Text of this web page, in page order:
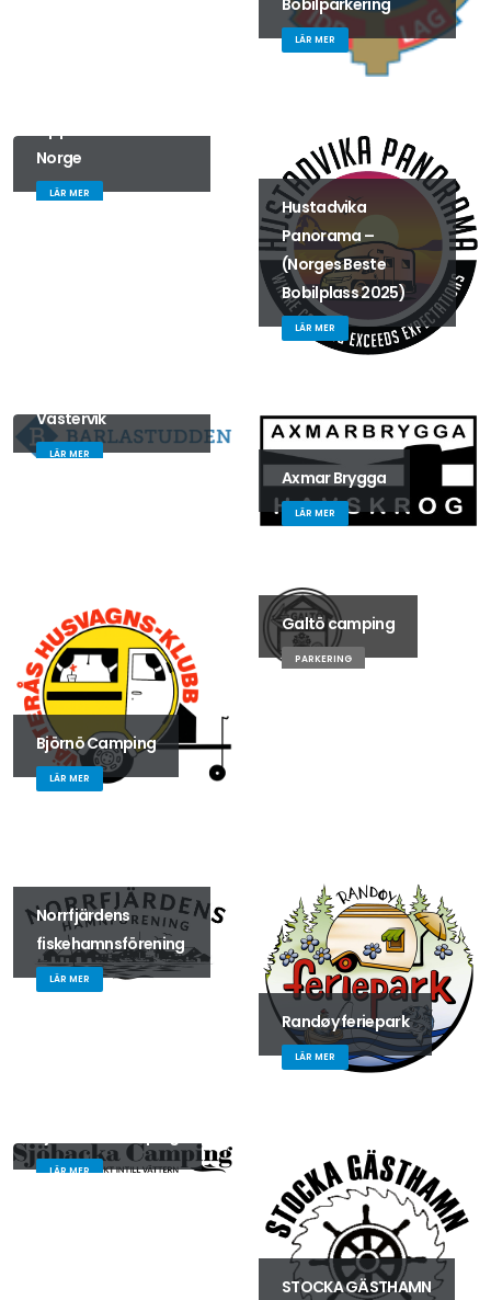
Bobilparkering
LÄR MER
Norge
LÄR MER
Hustadvika
Panorama –
(Norges Beste
Bobilplass 2025)
LÄR MER
Västervik
LÄR MER
Axmar Brygga
LÄR MER
Björnö Camping
LÄR MER
Galtö camping
PARKERING
Norrfjärdens
fiskehamnsförening
LÄR MER
Randøy feriepark
LÄR MER
LÄR MER
STOCKA GÄSTHAMN